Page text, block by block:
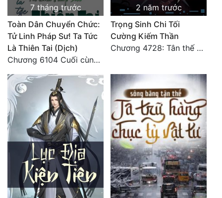
Tu Chân
Tu Tiên
Tội Phạm
Võ Hiệp
Võng Du
Xuyên Không
Xuyên Nhanh
Xuyên Sách
Xuyên Thư
7 tháng trước
Toàn Dân Chuyển Chức:
Tử Linh Pháp Sư! Ta Tức
Là Thiên Tai (Dịch)
Chương 6104 Cuối cùng (HẾT)
2 năm trước
Trọng Sinh Chi Tối
Cường Kiếm Thần
Chương 4728: Tân thế giới (đại kết cục) (10)